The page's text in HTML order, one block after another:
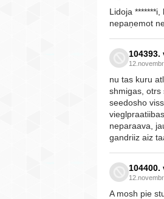
Lidoja
nepaņemot
104393.
nu tas kuru
shmigas, otrs
seedosho
neparaava,
gandriiz aiz
104400.
A mosh pie